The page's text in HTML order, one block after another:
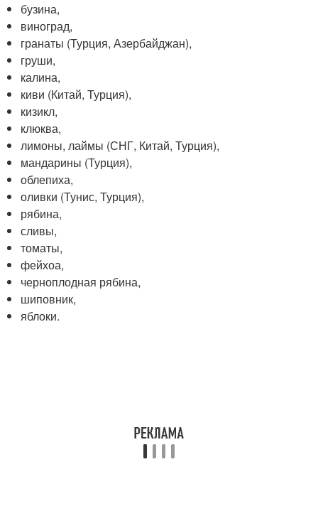
бузина,
виноград,
гранаты (Турция, Азербайджан),
груши,
калина,
киви (Китай, Турция),
кизикл,
клюква,
лимоны, лаймы (СНГ, Китай, Турция),
мандарины (Турция),
облепиха,
оливки (Тунис, Турция),
рябина,
сливы,
томаты,
фейхоа,
черноплодная рябина,
шиповник,
яблоки.